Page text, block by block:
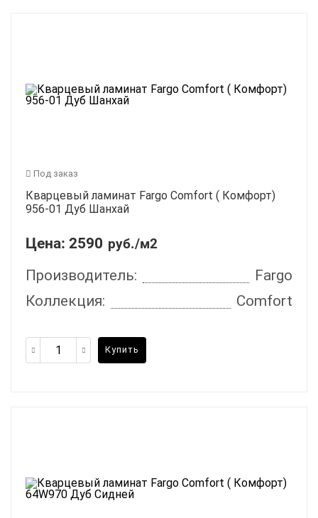
Под заказ
Кварцевый ламинат Fargo Comfort ( Комфорт)
956-01 Дуб Шанхай
Цена: 2590 руб./м2
Производитель:
Fargo
Коллекция:
Comfort
Купить